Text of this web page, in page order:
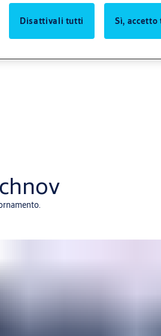
Disattivali tutti
Sì,